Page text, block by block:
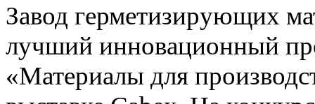
Завод герметизирующих
лучший инновационный
«Материалы для